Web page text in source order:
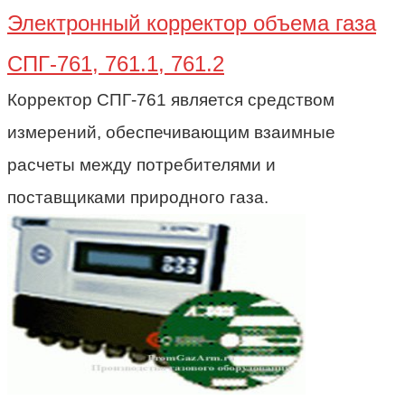
Электронный корректор объема газа
СПГ-761, 761.1, 761.2
Корректор СПГ-761 является средством
измерений, обеспечивающим взаимные
расчеты между потребителями и
поставщиками природного газа.